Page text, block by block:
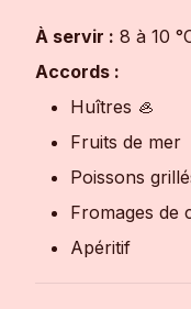
À servir : 8 à 10
Accords :
Huîtres 🦪
Fruits de mer
Poissons
Fromages de
Apéritif